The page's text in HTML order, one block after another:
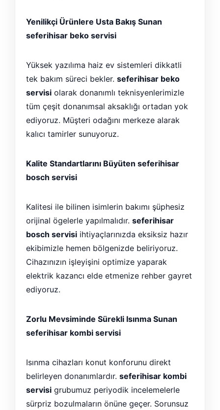
Yenilikçi Ürünlere Usta Bakış Sunan
seferihisar beko servisi
Yüksek yazılıma haiz ev sistemleri dikkatli
tek bakım süreci bekler. seferihisar beko
servisi olarak donanımlı teknisyenlerimizle
tüm çeşit donanımsal aksaklığı ortadan yok
ediyoruz. Müşteri odağını merkeze alarak
kalıcı tamirler sunuyoruz.
Kalite Standartlarını Büyüten seferihisar
bosch servisi
Kalitesi ile bilinen isimlerin bakımı şüphesiz
orijinal ögelerle yapılmalıdır. seferihisar
bosch servisi ihtiyaçlarınızda eksiksiz hazır
ekibimizle hemen bölgenizde beliriyoruz.
Cihazınızın işleyişini optimize yaparak
elektrik kazancı elde etmenize rehber gayret
ediyoruz.
Zorlu Mevsiminde Sürekli Isınma Sunan
seferihisar kombi servisi
Isınma cihazları konut konforunu direkt
belirleyen donanımlardır. seferihisar kombi
servisi grubumuz periyodik incelemelerle
sürpriz bozulmaların önüne geçer. Sorunsuz